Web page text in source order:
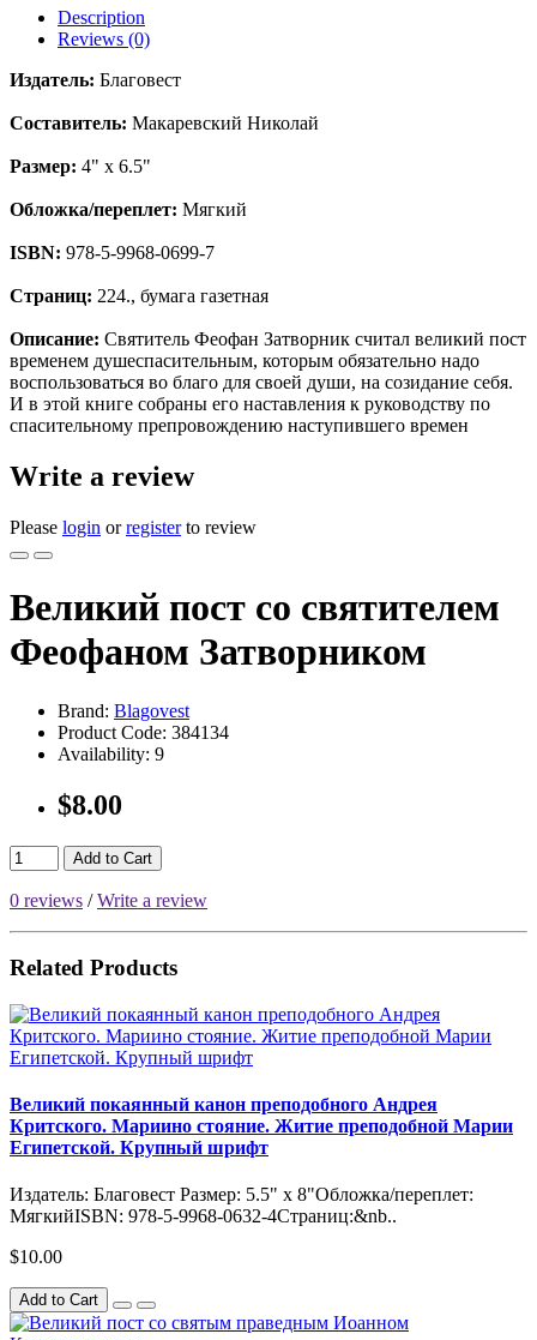
Description
Reviews (0)
Издатель: Благовест
Составитель: Макаревский Николай
Размер: 4" x 6.5"
Обложка/переплет: Мягкий
ISBN: 978-5-9968-0699-7
Страниц: 224., бумага газетная
Описание: Святитель Феофан Затворник считал великий пост
временем душеспасительным, которым обязательно надо
воспользоваться во благо для своей души, на созидание себя.
И в этой книге собраны его наставления к руководству по
спасительному препровождению наступившего времен
Write a review
Please login orregisterto review
Великий пост со святителем
Феофаном Затворником
Brand: Blagovest
Product Code: 384134
Availability: 9
$8.00
Add to Cart
0 reviews /Write a review
Related Products
Великий покаянный канон преподобного Андрея
Критского. Мариино стояние. Житие преподобной Марии
Египетской. Крупный шрифт
Издатель: Благовест Размер: 5.5" x 8"Обложка/переплет:
МягкийISBN: 978-5-9968-0632-4Страниц:&nb..
$10.00
Add to Cart